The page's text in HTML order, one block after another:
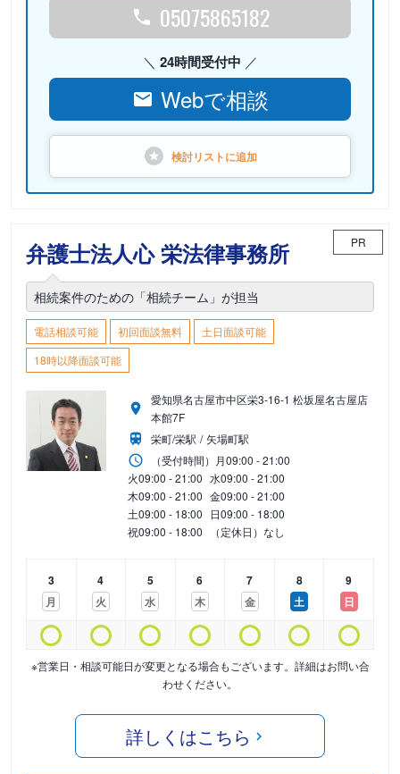
05075865182
24時間受付中
Webで相談
検討リストに追加
弁護士法人心 栄法律事務所 PR
相続案件のための「相続チーム」が担当
電話相談可能 初回面談無料
土日面談可能
18時以降面談可能
愛知県名古屋市中区栄3-16-1 松坂屋名古屋店
本館7F
栄町/栄駅
矢場町駅
（受付時間） 月09:00 - 21:00
火09:00 - 21:00 水09:00 - 21:00
木09:00 - 21:00 金09:00 - 21:00
土09:00 - 18:00 日09:00 - 18:00
祝09:00 - 18:00 （定休日）なし
3
月
4
火
5
水
6
木
7
金
8
土
9
日
※営業日・相談可能日が変更となる場合もございます。詳細はお問い合
わせください。
詳しくはこちら